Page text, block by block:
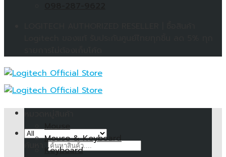
Mouse
Mouse & Keyboard
Keyboard